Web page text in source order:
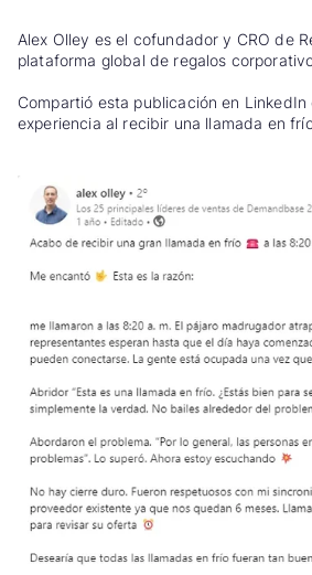
Alex Olley es el cofundador y CRO de
plataforma global de regalos
Compartió esta publicación en
experiencia al recibir una llamada en